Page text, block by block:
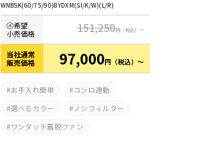
WNBSK(60/75/90)8YDXM(SI/K/W)(L/R)
㋱希望
小売価格
151,250円 （税込）～
当社通常
販売価格
97,000円 （税込）～
お手入れ簡単
コンロ連動
選べるカラー
ノンフィルター
ワンタッチ着脱ファン